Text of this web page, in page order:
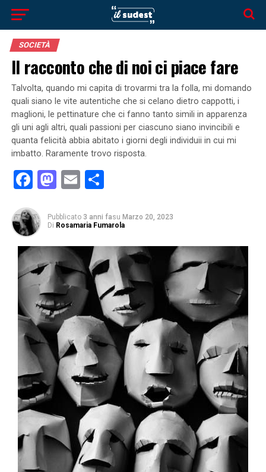
SOCIETÀ
Il racconto che di noi ci piace fare
Talvolta, quando mi capita di trovarmi tra la folla, mi domando
quali siano le vite autentiche che si celano dietro cappotti, i
maglioni, le pettinature che ci fanno tanto simili in apparenza
gli uni agli altri, quali passioni per ciascuno siano invincibili e
quanta felicità abbia abitato i giorni degli individuii in cui mi
imbatto. Raramente trovo risposta.
Facebook
Mastodon
EmailCondividi
Pubblicato 3 anni fasu Marzo 20, 2023
Di Rosamaria Fumarola